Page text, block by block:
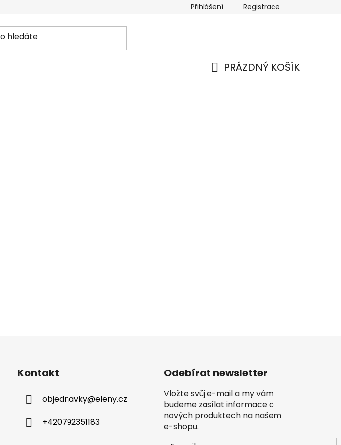
Náhradní plnění Moje objednávka
Přihlášení Registrace
PRÁZDNÝ KOŠÍK
Kontakt
objednavky@eleny.cz
+420792351183
Odebírat newsletter
Vložte svůj e-mail a my vám
budeme zasílat informace o
nových produktech na našem
e-shopu.